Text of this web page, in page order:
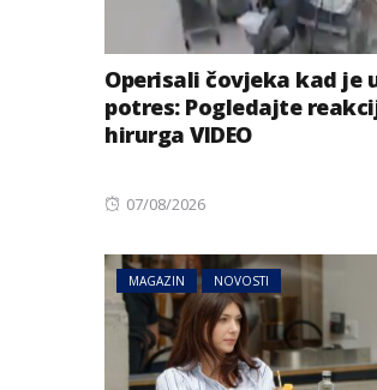
Operisali čovjeka kad je
potres: Pogledajte
hirurga VIDEO
Posted
07/08/2026
MAGAZIN NOVOSTI